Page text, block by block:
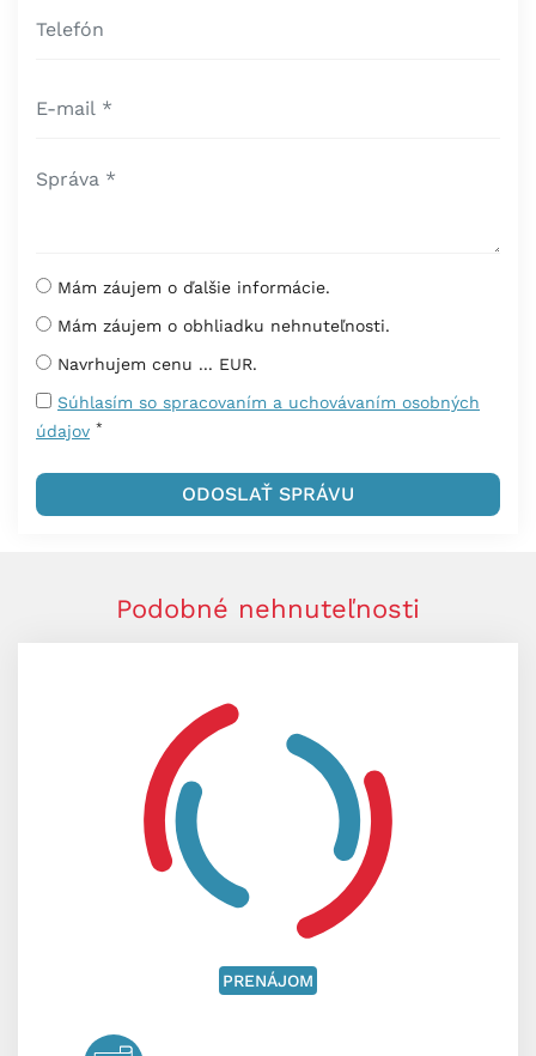
Mám záujem o ďalšie informácie.
Mám záujem o obhliadku nehnuteľnosti.
Navrhujem cenu ... EUR.
Súhlasím so spracovaním a uchovávaním osobných
údajov *
Podobné nehnuteľnosti
PRENÁJOM